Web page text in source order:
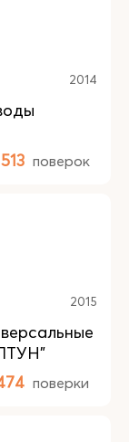
2014
513 поверок
2015
поверки